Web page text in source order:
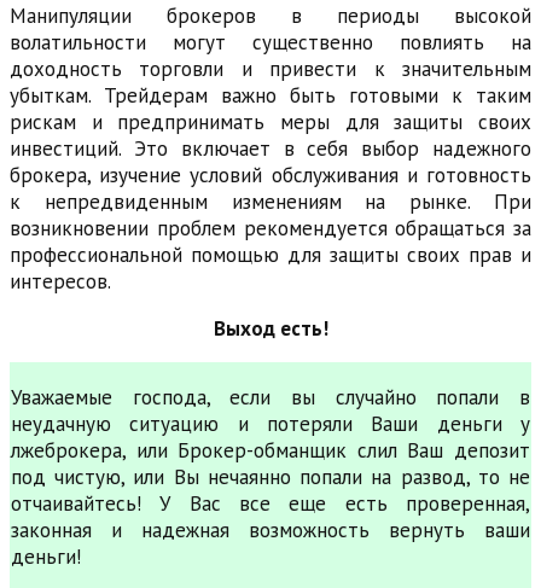
Манипуляции брокеров в периоды высокой
волатильности могут существенно повлиять на
доходность торговли и привести к значительным
убыткам. Трейдерам важно быть готовыми к таким
рискам и предпринимать меры для защиты своих
инвестиций. Это включает в себя выбор надежного
брокера, изучение условий обслуживания и готовность
к непредвиденным изменениям на рынке. При
возникновении проблем рекомендуется обращаться за
профессиональной помощью для защиты своих прав и
интересов.
Выход есть!
Уважаемые господа, если вы случайно попали в
неудачную ситуацию и потеряли Ваши деньги у
лжеброкера, или Брокер-обманщик слил Ваш депозит
под чистую, или Вы нечаянно попали на развод, то не
отчаивайтесь! У Вас все еще есть проверенная,
законная и надежная возможность вернуть ваши
деньги!